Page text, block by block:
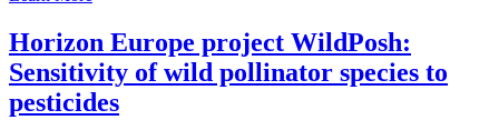
Horizon Europe project WildPosh:
Sensitivity of wild pollinator species to
pesticides